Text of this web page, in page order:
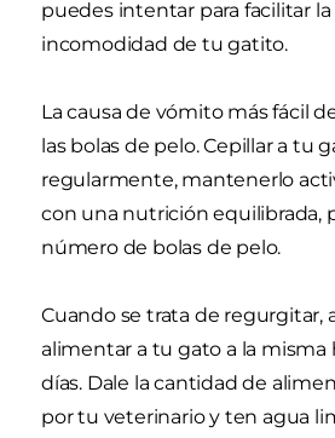
puedes intentar para facilitar la
incomodidad de tu gatito.
La causa de vómito más fácil
las bolas de pelo. Cepillar a tu
regularmente, mantenerlo
con una nutrición equilibrada,
número de bolas de pelo.
Cuando se trata de regurgitar,
alimentar a tu gato a la misma
días. Dale la cantidad de
por tu veterinario y ten agua